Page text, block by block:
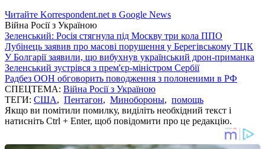
Читайте Korrespondent.net в Google News
Війна Росії з Україною
Зеленський: Росія стягнула під Москву три кола ППО
Лубінець заявив про масові порушення у Берегівському ТЦК
У Болгарії заявили, що вибухнув український дрон-приманка
Зеленський зустрівся з прем'єр-міністром Сербії
Радбез ООН обговорить поводження з полоненими в РФ
СПЕЦТЕМА: Війна Росії з Україною
ТЕГИ: США, Пентагон, Минобороны, помощь
Якщо ви помітили помилку, виділіть необхідний текст і
натисніть Ctrl + Enter, щоб повідомити про це редакцію.